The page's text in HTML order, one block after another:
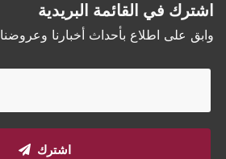
اشترك في القائمة البريدية
وابق على اطلاع بأحداث أخبارنا وعروضنا
اشترك